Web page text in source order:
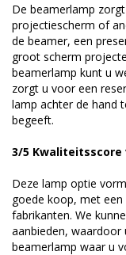
De beamerlamp
projectiescherm of
de beamer, een
groot scherm
beamerlamp kunt u
zorgt u voor een
lamp achter de hand
begeeft.
3/5 Kwaliteitsscore
Deze lamp optie
goede koop, met
fabrikanten. We
aanbieden, waardoor
beamerlamp waar u